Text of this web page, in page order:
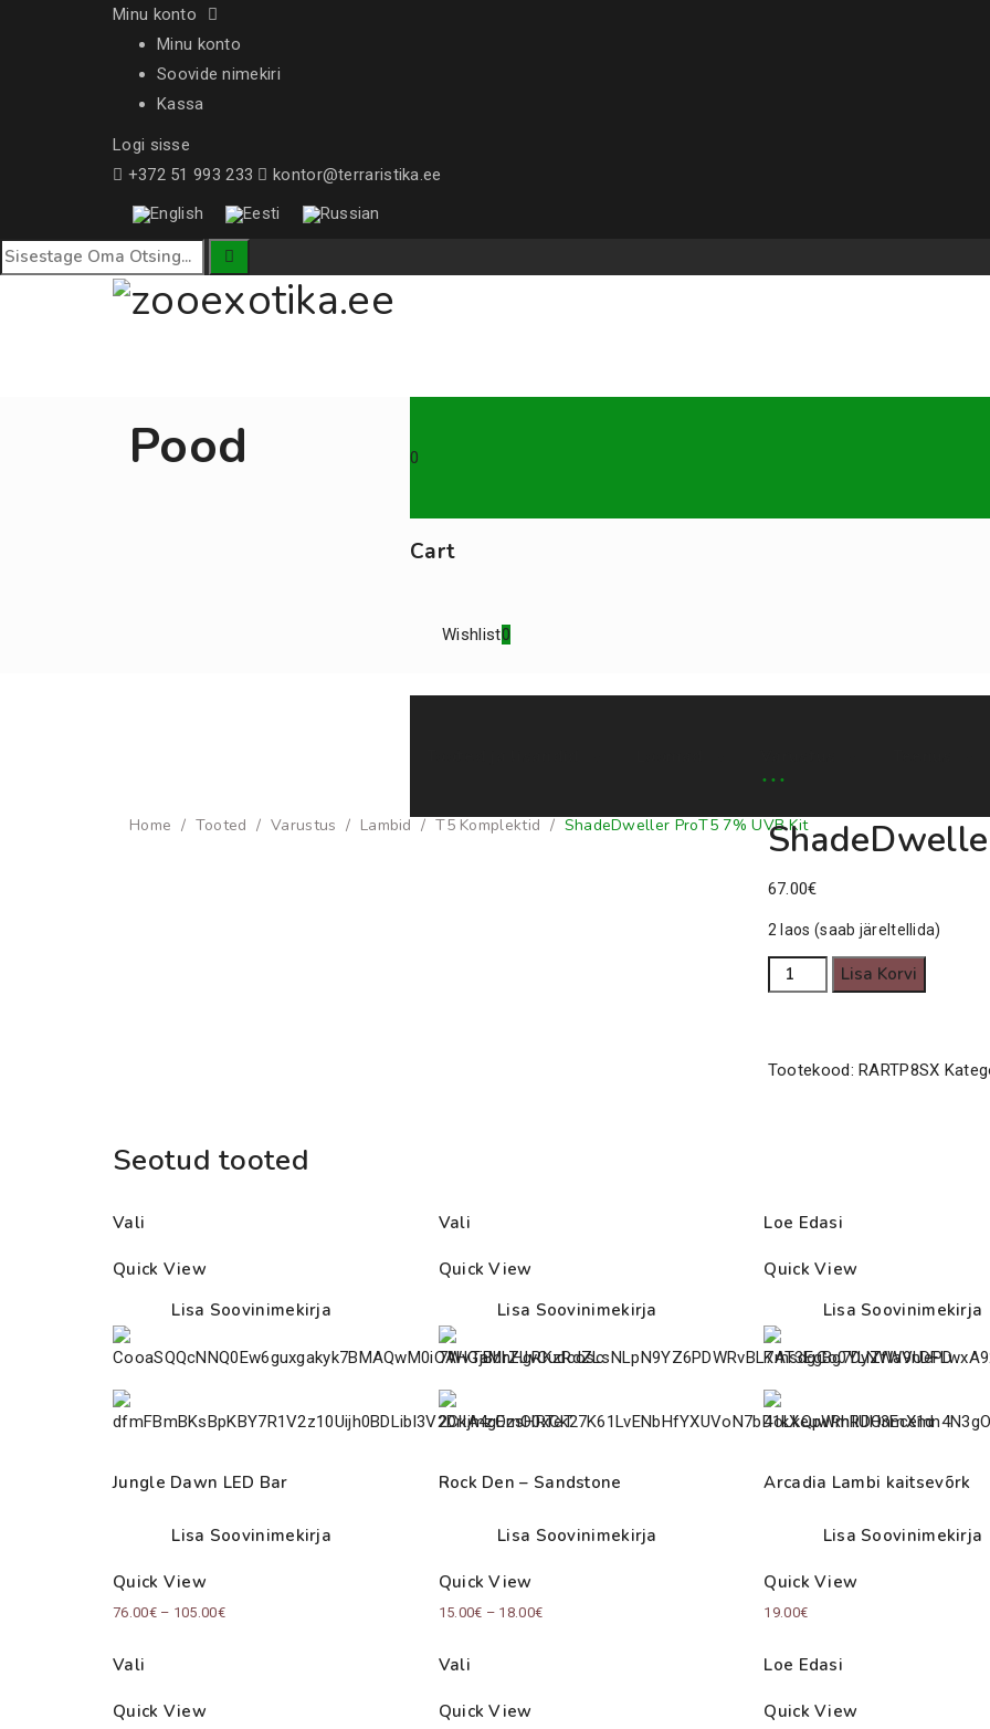
Minu konto
Minu konto
Soovide nimekiri
Kassa
Logi sisse
+372 51 993 233
kontor@terraristika.ee
0
Cart
Wishlist0
Pood
Home / Tooted /Varustus / Lambid /T5 Komplektid / ShadeDweller ProT5 7% UVB Kit
67.00€
2 laos (saab järeltellida)
ShadeDweller
ProT5
UVB
Lisa Korvi
Tootekood:RARTP8SX
Seotud tooted
Vali
Quick View
Lisa Soovinimekirja
Jungle Dawn LED Bar
Lisa Soovinimekirja
Quick View
76.00€ – 105.00€Price
Vali
Quick View
Vali
Quick View
Lisa Soovinimekirja
Rock Den – Sandstone
Lisa Soovinimekirja
Quick View
15.00€ – 18.00€Price
Vali
Quick View
Loe Edasi
Quick View
Lisa Soovinimekirja
Arcadia Lambi kaitsevõrk
Lisa Soovinimekirja
Quick View
19.00€
Loe Edasi
Quick View